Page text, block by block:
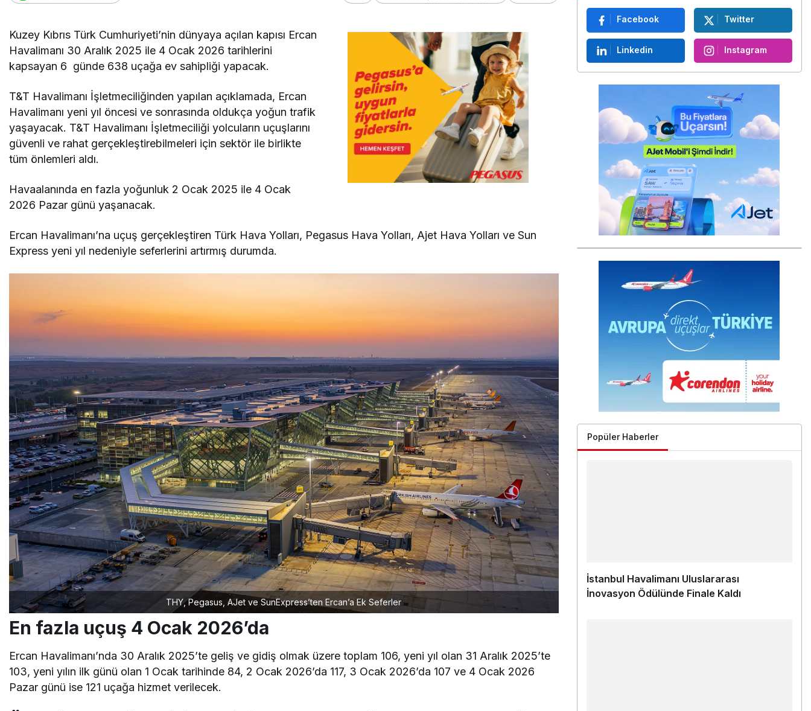
Kuzey Kıbrıs Türk Cumhuriyeti’nin dünyaya açılan kapısı Ercan
Havalimanı 30 Aralık 2025 ile 4 Ocak 2026 tarihlerini
kapsayan 6 günde 638 uçağa ev sahipliği yapacak.
T&T Havalimanı İşletmeciliğinden yapılan açıklamada, Ercan
Havalimanı yeni yıl öncesi ve sonrasında oldukça yoğun trafik
yaşayacak. T&T Havalimanı İşletmeciliği yolcuların uçuşlarını
güvenli ve rahat gerçekleştirebilmeleri için sektör ile birlikte
tüm önlemleri aldı.
Havaalanında en fazla yoğunluk 2 Ocak 2025 ile 4 Ocak
2026 Pazar günü yaşanacak.
Ercan Havalimanı’na uçuş gerçekleştiren Türk Hava Yolları, Pegasus Hava Yolları, Ajet Hava Yolları ve Sun
Express yeni yıl nedeniyle seferlerini artırmış durumda.
THY, Pegasus, AJet ve SunExpress’ten Ercan’a Ek Seferler
En fazla uçuş 4 Ocak 2026’da
Ercan Havalimanı’nda 30 Aralık 2025’te geliş ve gidiş olmak üzere toplam 106, yeni yıl olan 31 Aralık 2025’te
103, yeni yılın ilk günü olan 1 Ocak tarihinde 84, 2 Ocak 2026’da 117, 3 Ocak 2026’da 107 ve 4 Ocak 2026
Pazar günü ise 121 uçağa hizmet verilecek.
Facebook Twitter
Linkedin Instagram
Popüler Haberler
İstanbul Havalimanı Uluslararası
İnovasyon Ödülünde Finale Kaldı